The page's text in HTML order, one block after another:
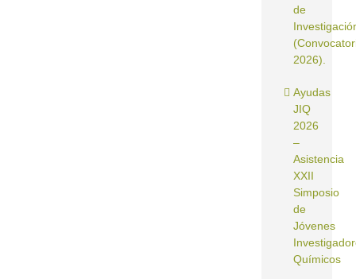
de
2026).
Ayudas
JIQ
2026
–
Asistencia
XXII
Simposio
de
Jóvenes
Químicos